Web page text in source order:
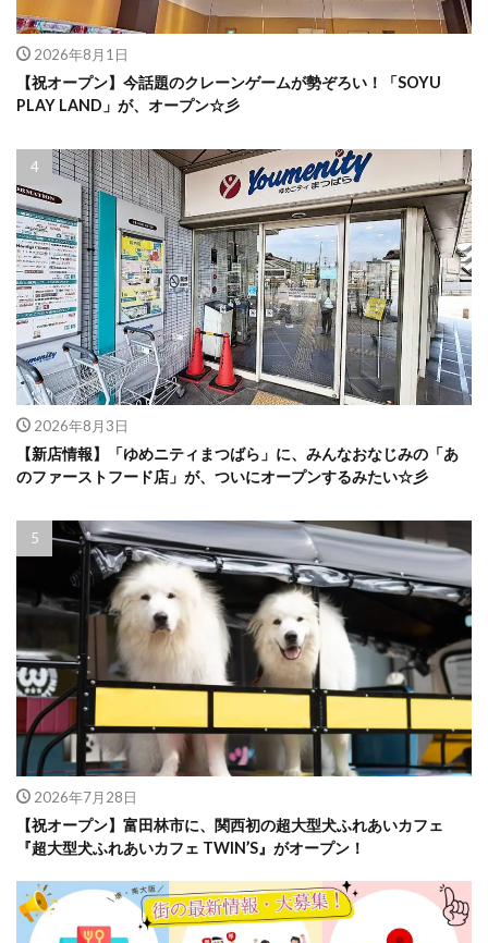
2026年8月1日
【祝オープン】今話題のクレーンゲームが勢ぞろい！「SOYU
PLAY LAND」が、オープン☆彡
2026年8月3日
【新店情報】「ゆめニティまつばら」に、みんなおなじみの「あ
のファーストフード店」が、ついにオープンするみたい☆彡
2026年7月28日
【祝オープン】富田林市に、関西初の超大型犬ふれあいカフェ
『超大型犬ふれあいカフェ TWIN’S』がオープン！